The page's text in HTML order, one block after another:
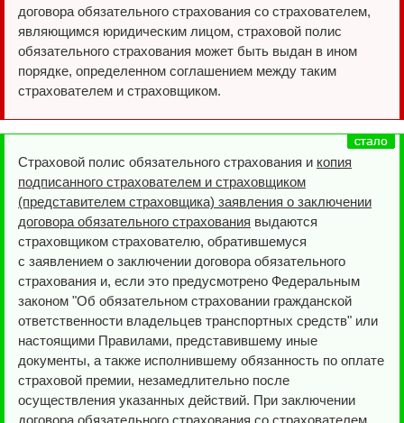
договора обязательного страхования со страхователем,
являющимся юридическим лицом, страховой полис
обязательного страхования может быть выдан в ином
порядке, определенном соглашением между таким
страхователем и страховщиком.
Страховой полис обязательного страхования и копия
подписанного страхователем и страховщиком
(представителем страховщика) заявления о заключении
договора обязательного страхования выдаются
страховщиком страхователю, обратившемуся
с заявлением о заключении договора обязательного
страхования и, если это предусмотрено Федеральным
законом "Об обязательном страховании гражданской
ответственности владельцев транспортных средств" или
настоящими Правилами, представившему иные
документы, а также исполнившему обязанность по оплате
страховой премии, незамедлительно после
осуществления указанных действий. При заключении
договора обязательного страхования со страхователем,